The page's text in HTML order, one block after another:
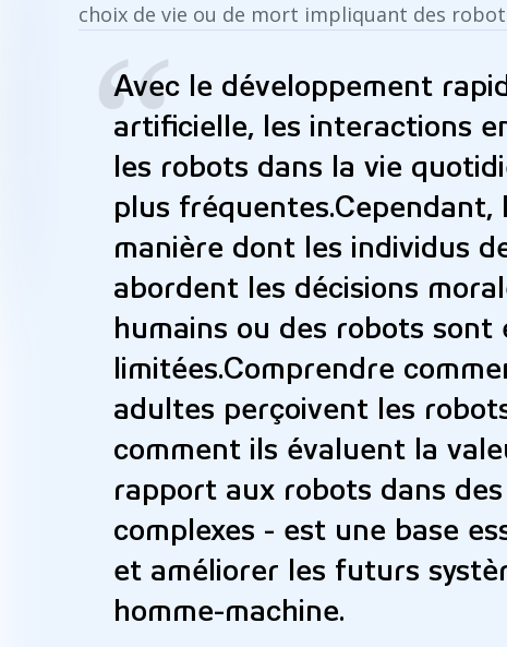
choix de vie ou de mort impliquant des
“
Avec le développement
artificielle, les interactions
les robots dans la vie
plus fréquentes.Cependant,
manière dont les individus
abordent les décisions
humains ou des robots sont
limitées.Comprendre
adultes perçoivent les
comment ils évaluent la
rapport aux robots dans
complexes - est une base
et améliorer les futurs
homme-machine.